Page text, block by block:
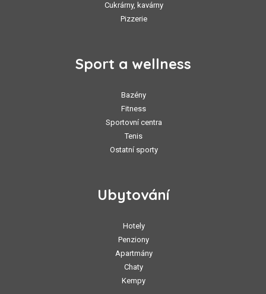
Cukrárny, kavárny
Pizzerie
Sport a wellness
Bazény
Fitness
Sportovní centra
Tenis
Ostatní sporty
Ubytování
Hotely
Penziony
Apartmány
Chaty
Kempy